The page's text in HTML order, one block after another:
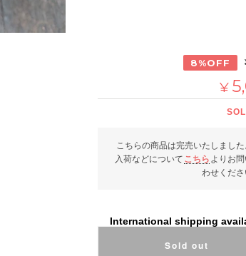
8%OFF
¥
こちらの商品は完売いたしまし
入荷などについて こちら よりお
わせくださ
International shipping
Sold out